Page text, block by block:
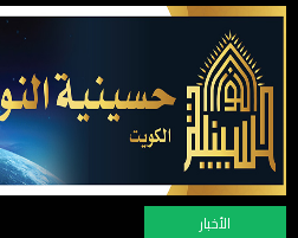
الأخبار